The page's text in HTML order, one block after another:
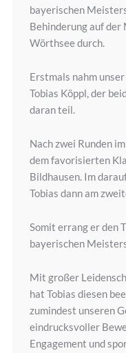
bayerischen
Behinderung auf
Wörthsee durch.
Erstmals nahm
Tobias Köppl, der
daran teil.
Nach zwei Runden
dem favorisierten
Bildhausen. Im
Tobias dann am
Somit errang er den
bayerischen
Mit großer
hat Tobias diesen
zumindest unseren
eindrucksvoller
Engagement und